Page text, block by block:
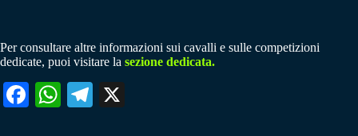
Per consultare altre informazioni sui cavalli e sulle competizioni
dedicate, puoi visitare la sezione dedicata.
Fa W
Te